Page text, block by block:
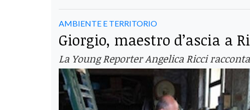
AMBIENTE E TERRITORIO
Giorgio, maestro d’ascia a
La Young Reporter Angelica Ricci